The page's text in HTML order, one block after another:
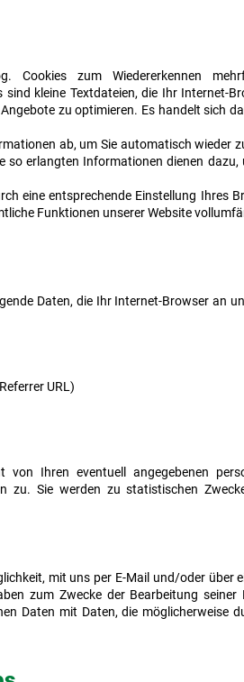
Cookies zum Wiedererkennen
kleine Textdateien, die Ihr Internet-
zu optimieren. Es handelt sich
ab, um Sie automatisch wieder
so erlangten Informationen dienen
eine entsprechende Einstellung Ihres
Funktionen unserer Website
Daten, die Ihr Internet-Browser an
URL)
von Ihren eventuell angegebenen
zu. Sie werden zu statistischen
mit uns per E-Mail und/oder über
zum Zwecke der Bearbeitung
Daten mit Daten, die möglicherweise